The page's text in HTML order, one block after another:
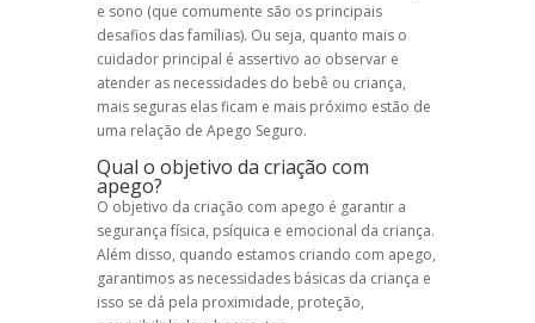
e sono (que comumente são os principais
desafios das famílias). Ou seja, quanto mais o
cuidador principal é assertivo ao observar e
atender as necessidades do bebê ou criança,
mais seguras elas ficam e mais próximo estão de
uma relação de Apego Seguro.
Qual o objetivo da criação com
apego?
O objetivo da criação com apego é garantir a
segurança física, psíquica e emocional da criança.
Além disso, quando estamos criando com apego,
garantimos as necessidades básicas da criança e
isso se dá pela proximidade, proteção,